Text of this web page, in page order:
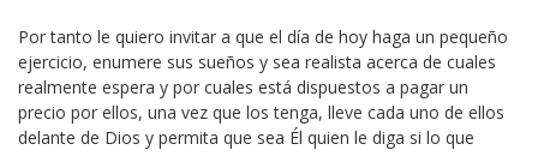
Por tanto le quiero invitar a que el día de hoy haga un pequeño
ejercicio, enumere sus sueños y sea realista acerca de cuales
realmente espera y por cuales está dispuestos a pagar un
precio por ellos, una vez que los tenga, lleve cada uno de ellos
delante de Dios y permita que sea Él quien le diga si lo que